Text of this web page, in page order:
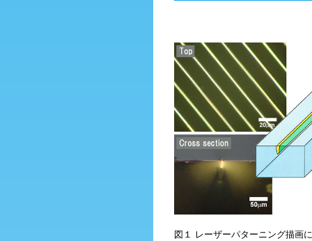
図１ レーザーパターニング描画